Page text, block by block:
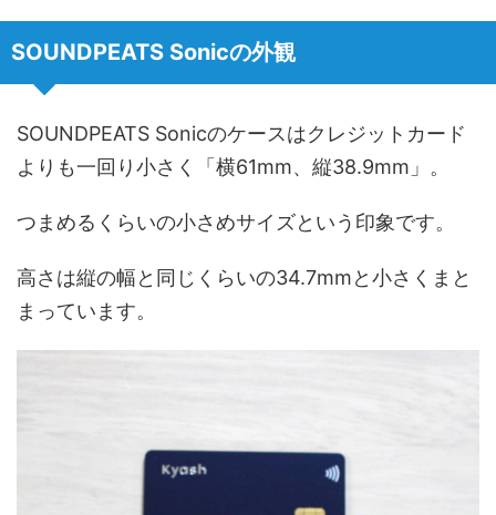
SOUNDPEATS Sonicの外観
SOUNDPEATS Sonicのケースはクレジットカード
よりも一回り小さく「横61mm、縦38.9mm」。
つまめるくらいの小さめサイズという印象です。
高さは縦の幅と同じくらいの34.7mmと小さくまと
まっています。